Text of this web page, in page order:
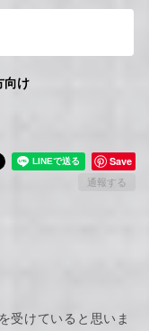
向け
Save
通報する
受けていると思いま